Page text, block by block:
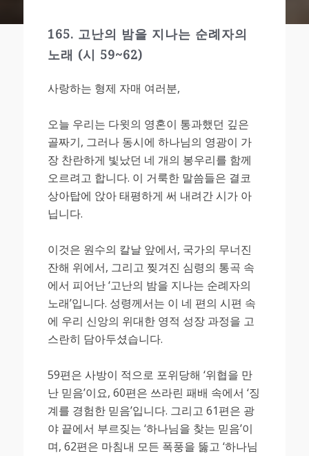
165. 고난의 밤을 지나는 순례자의
노래 (시 59~62)
사랑하는 형제 자매 여러분,
오늘 우리는 다윗의 영혼이 통과했던 깊은
골짜기, 그러나 동시에 하나님의 영광이 가
장 찬란하게 빛났던 네 개의 봉우리를 함께
오르려고 합니다. 이 거룩한 말씀들은 결코
상아탑에 앉아 태평하게 써 내려간 시가 아
닙니다.
이것은 원수의 칼날 앞에서, 국가의 무너진
잔해 위에서, 그리고 찢겨진 심령의 통곡 속
에서 피어난 ‘고난의 밤을 지나는 순례자의
노래’입니다. 성령께서는 이 네 편의 시편 속
에 우리 신앙의 위대한 영적 성장 과정을 고
스란히 담아두셨습니다.
59편은 사방이 적으로 포위당해 ‘위협을 만
난 믿음’이요, 60편은 쓰라린 패배 속에서 ‘징
계를 경험한 믿음’입니다. 그리고 61편은 광
야 끝에서 부르짖는 ‘하나님을 찾는 믿음’이
며, 62편은 마침내 모든 폭풍을 뚫고 ‘하나님